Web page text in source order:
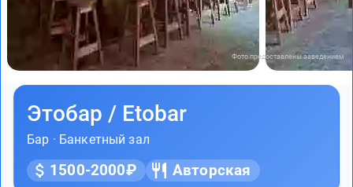
Фото предоставлены заведением
Этобар / Etobar
Бар · Банкетный зал
1500-2000₽ Авторская